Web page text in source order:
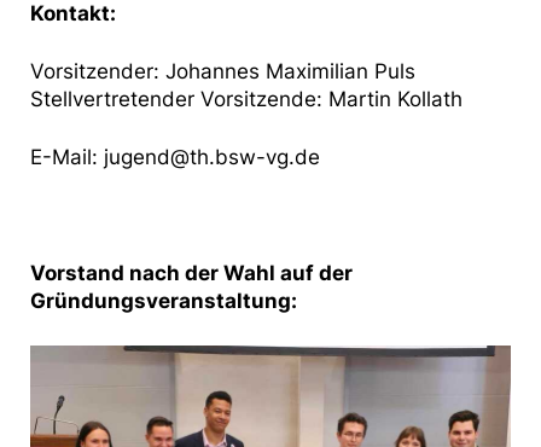
Kontakt:
Vorsitzender: Johannes Maximilian Puls
Stellvertretender Vorsitzende: Martin Kollath
E-Mail: jugend@th.bsw-vg.de
Vorstand nach der Wahl auf der
Gründungsveranstaltung: